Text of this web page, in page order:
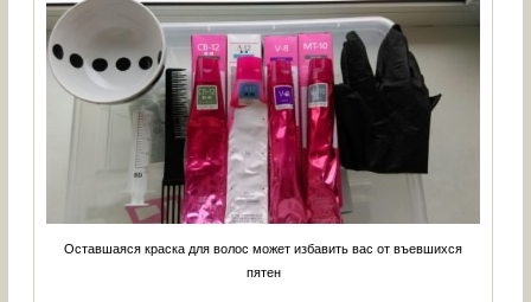
Оставшаяся краска для волос может избавить вас от въевшихся
пятен